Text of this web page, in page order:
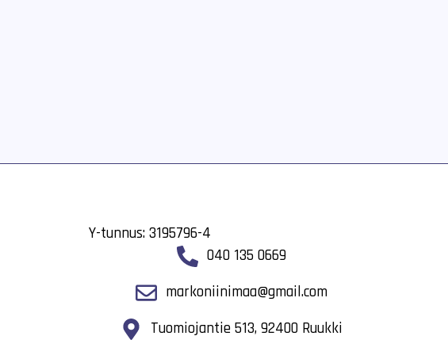
Y-tunnus: 3195796-4
040 135 0669
markoniinimaa@gmail.com
Tuomiojantie 513, 92400 Ruukki